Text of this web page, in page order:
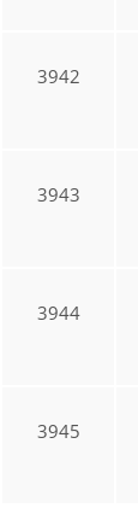
3942
3943
3944
3945